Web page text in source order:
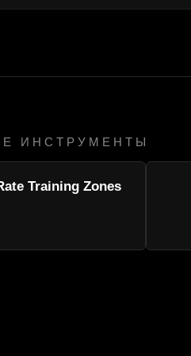
ИНСТРУМЕНТЫ
Training Zones